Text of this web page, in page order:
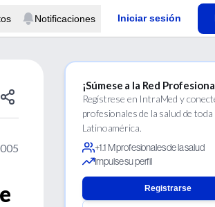
Notificaciones Iniciar sesión
¡Súmese a la Red
Regístrese en IntraMed y
profesionales de la salud de toda
Latinoamérica.
+1.1 M profesionales de la salud
Impulse su perfil
Registrarse